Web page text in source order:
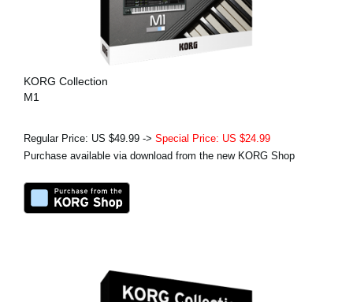
KORG Collection
M1
Regular Price: US $49.99 -> Special Price: US $24.99
Purchase available via download from the new KORG Shop